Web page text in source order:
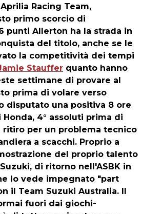
Racing Team,
primo scorcio di
punti Allerton ha la strada in
del titolo, anche se le
la competitività dei tempi
Stauffer quanto hanno
settimane di provare al
prima di volare verso
disputato una positiva 8 ore
4° assoluti prima di
per un problema tecnico
a scacchi. Proprio a
del proprio talento
di ritorno nell'ASBK in
lo vede impegnato "part
il Team Suzuki Australia. Il
fuori dai giochi-